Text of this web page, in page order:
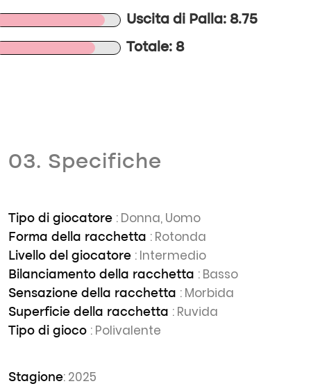
Uscita di Palla: 8.75
Totale: 8
03. Specifiche
Tipo di giocatore : Donna, Uomo
Forma della racchetta : Rotonda
Livello del giocatore : Intermedio
Bilanciamento della racchetta : Basso
Sensazione della racchetta : Morbida
Superficie della racchetta : Ruvida
Tipo di gioco : Polivalente
Stagione: 2025